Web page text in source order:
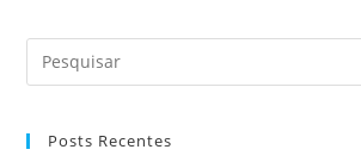
Posts Recentes